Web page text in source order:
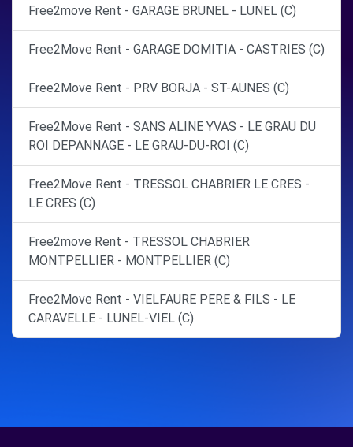
Free2move Rent - GARAGE BRUNEL - LUNEL (C)
Free2Move Rent - GARAGE DOMITIA - CASTRIES (C)
Free2Move Rent - PRV BORJA - ST-AUNES (C)
Free2Move Rent - SANS ALINE YVAS - LE GRAU DU
ROI DEPANNAGE - LE GRAU-DU-ROI (C)
Free2Move Rent - TRESSOL CHABRIER LE CRES -
LE CRES (C)
Free2move Rent - TRESSOL CHABRIER
MONTPELLIER - MONTPELLIER (C)
Free2Move Rent - VIELFAURE PERE & FILS - LE
CARAVELLE - LUNEL-VIEL (C)